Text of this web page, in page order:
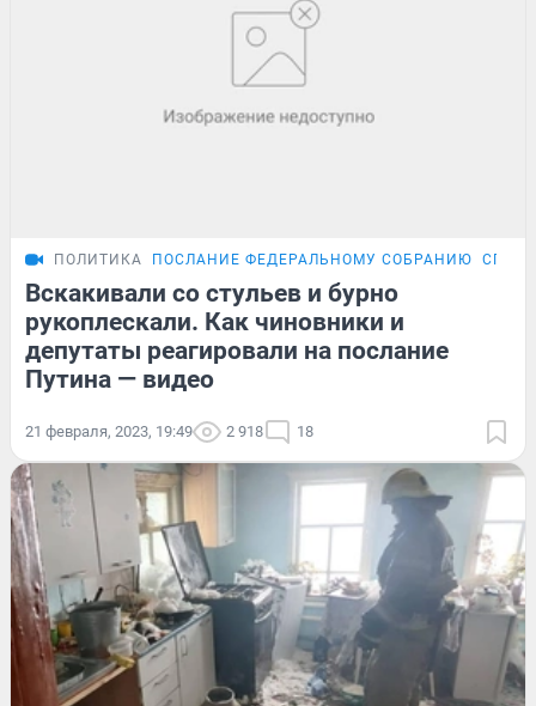
ПОЛИТИКА ПОСЛАНИЕ ФЕДЕРАЛЬНОМУ СОБРАНИЮ
Вскакивали со стульев и бурно
рукоплескали. Как чиновники и
депутаты реагировали на послание
Путина — видео
21 февраля, 2023, 19:49 2 918 18